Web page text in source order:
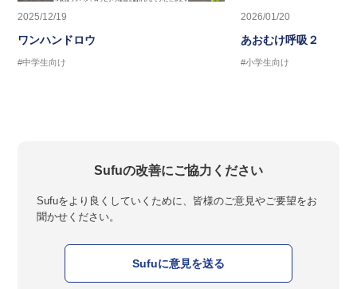
2025/12/19
ワンハンドロウ
#中学生向け
2026/01/20
あおむけ呼吸２
#小学生向け
Sufuの改善にご協力ください
Sufuをより良くしていくために、皆様のご意見やご要望をお
聞かせください。
Sufuに意見を送る